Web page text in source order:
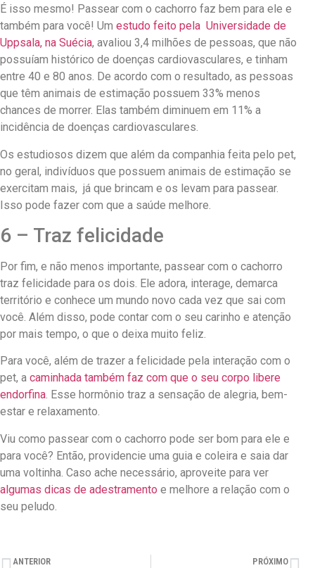
É isso mesmo! Passear com o cachorro faz bem para ele e
também para você! Um estudo feito pela Universidade de
Uppsala, na Suécia, avaliou 3,4 milhões de pessoas, que não
possuíam histórico de doenças cardiovasculares, e tinham
entre 40 e 80 anos. De acordo com o resultado, as pessoas
que têm animais de estimação possuem 33% menos
chances de morrer. Elas também diminuem em 11% a
incidência de doenças cardiovasculares.
Os estudiosos dizem que além da companhia feita pelo pet,
no geral, indivíduos que possuem animais de estimação se
exercitam mais, já que brincam e os levam para passear.
Isso pode fazer com que a saúde melhore.
6 – Traz felicidade
Por fim, e não menos importante, passear com o cachorro
traz felicidade para os dois. Ele adora, interage, demarca
território e conhece um mundo novo cada vez que sai com
você. Além disso, pode contar com o seu carinho e atenção
por mais tempo, o que o deixa muito feliz.
Para você, além de trazer a felicidade pela interação com o
pet, a caminhada também faz com que o seu corpo libere
endorfina. Esse hormônio traz a sensação de alegria, bem-
estar e relaxamento.
Viu como passear com o cachorro pode ser bom para ele e
para você? Então, providencie uma guia e coleira e saia dar
uma voltinha. Caso ache necessário, aproveite para ver
algumas dicas de adestramento e melhore a relação com o
seu peludo.
ANTERIOR PRÓXIMO